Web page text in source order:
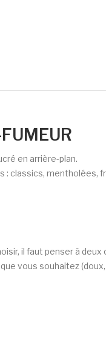
en arrière-plan.
: classics, mentholées,
il faut penser à
vous souhaitez